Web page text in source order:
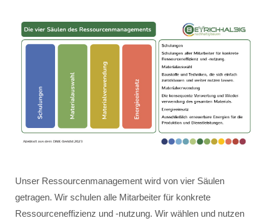
Unser Ressourcenmanagement wird von vier Säulen
getragen. Wir schulen alle Mitarbeiter für konkrete
Ressourceneffizienz und -nutzung. Wir wählen und nutzen